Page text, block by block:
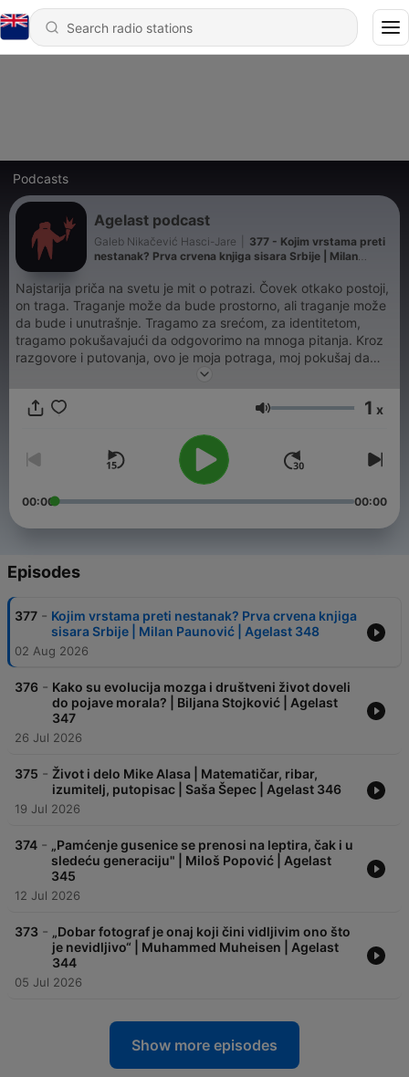
Podcasts
Agelast podcast
Galeb Nikačević Hasci-Jare
377 - Kojim vrstama preti
nestanak? Prva crvena knjiga sisara Srbije | Milan
Najstarija priča na svetu je mit o potrazi. Čovek otkako postoji,
on traga. Traganje može da bude prostorno, ali traganje može
da bude i unutrašnje. Tragamo za srećom, za identitetom,
tragamo pokušavajući da odgovorimo na mnoga pitanja. Kroz
razgovore i putovanja, ovo je moja potraga, moj pokušaj da
pobegnem od besmisla.Agelast podcast je projekat Galeba
Volume 1 x
00:00 00:00
Episodes
377 - Kojim vrstama preti nestanak? Prva crvena knjiga
sisara Srbije | Milan Paunović | Agelast 348
02 Aug 2026
376 - Kako su evolucija mozga i društveni život doveli
do pojave morala? | Biljana Stojković | Agelast
347
26 Jul 2026
375 - Život i delo Mike Alasa | Matematičar, ribar,
izumitelj, putopisac | Saša Šepec | Agelast 346
19 Jul 2026
374 - „Pamćenje gusenice se prenosi na leptira, čak i u
sledeću generaciju" | Miloš Popović | Agelast
345
12 Jul 2026
373 - „Dobar fotograf je onaj koji čini vidljivim ono što
je nevidljivo“ | Muhammed Muheisen | Agelast
344
05 Jul 2026
Show more episodes